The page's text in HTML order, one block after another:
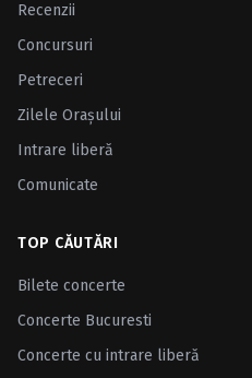
Recenzii
Concursuri
Petreceri
Zilele Oraşului
Intrare liberă
Comunicate
TOP CĂUTĂRI
Bilete concerte
Concerte Bucuresti
Concerte cu intrare liberă